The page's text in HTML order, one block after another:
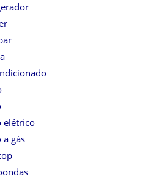
elétrico
a gás